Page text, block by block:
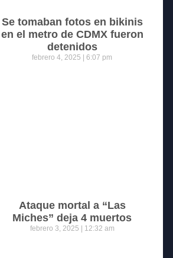
Se tomaban fotos en bikinis
en el metro de CDMX fueron
detenidos
febrero 4, 2025 6:07 pm
Ataque mortal a “Las
Miches” deja 4 muertos
febrero 3, 2025 12:32 am